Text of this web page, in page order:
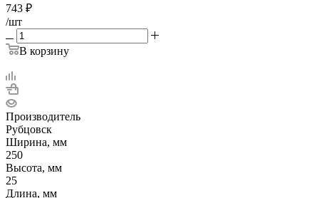
743 ₽
/шт
В корзину
Производитель
Рубцовск
Ширина, мм
250
Высота, мм
25
Длина, мм